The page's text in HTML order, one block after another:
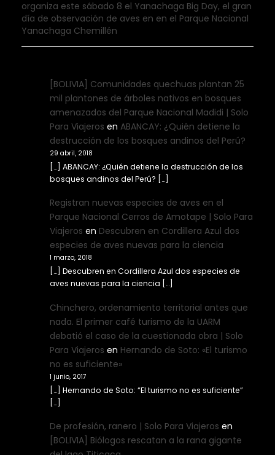
organiza este sábado 8 el Yanachaga Big Day, el gran
día de observación de aves en en el Parque Nacional
Yanachaga Chemillén
[BOLIVIA] Comunidades quechuas plantan 25
mil plantones de árboles nativos en bosques
amenazados del Parque Nacional Madidi | Solo
Para Viajeros en ABANCAY: ¿Quién detiene la
destrucción de los bosques andinos del Perú?
29 abril, 2018
[…] ABANCAY: ¿Quién detiene la destrucción de los
bosques andinos del Perú? […]
Registran nuevas especies de aves en el
Parque Nacional Cerros de Amotape | Solo Para
Viajeros en Descubren en Cordillera Azul dos
especies de aves nuevas para la ciencia
1 marzo, 2018
[…] Descubren en Cordillera Azul dos especies de
aves nuevas para la ciencia […]
Chinchero, ordenamiento territorial antes que
nada. El primer café turismo de la UARM
debatió el caso de la cuestionada obra | Solo
Para Viajeros en Hernando de Soto: «El turismo
no es suficiente»
1 junio, 2017
[…] Hernando de Soto: “El turismo no es suficiente”
[…]
De profesión, ranero | Solo Para Viajeros en
[BOLIVIA] Biólogos rescatan a la rana gigante